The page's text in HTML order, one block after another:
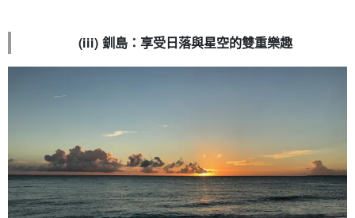
(iii) 釧島：享受日落與星空的雙重樂趣